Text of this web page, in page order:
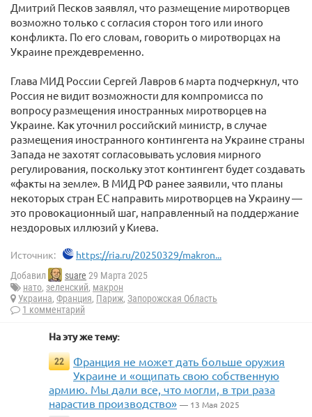
Дмитрий Песков заявлял, что размещение миротворцев
возможно только с согласия сторон того или иного
конфликта. По его словам, говорить о миротворцах на
Украине преждевременно.
Глава МИД России Сергей Лавров 6 марта подчеркнул, что
Россия не видит возможности для компромисса по
вопросу размещения иностранных миротворцев на
Украине. Как уточнил российский министр, в случае
размещения иностранного контингента на Украине страны
Запада не захотят согласовывать условия мирного
регулирования, поскольку этот контингент будет создавать
«факты на земле». В МИД РФ ранее заявили, что планы
некоторых стран ЕС направить миротворцев на Украину —
это провокационный шаг, направленный на поддержание
нездоровых иллюзий у Киева.
Источник: https://ria.ru/20250329/makron...
Добавил suare 29 Марта 2025
нато, зеленский, макрон
Украина, Франция, Париж, Запорожская Область
1 комментарий
На эту же тему:
22
Франция не может дать больше оружия
Украине и «ощипать свою собственную
армию. Мы дали все, что могли, в три раза
нарастив производство» — 13 Мая 2025